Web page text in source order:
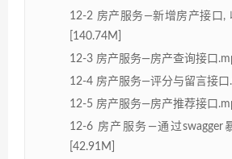
12-2 房产服务—新增房产接口,
[140.74M]
12-3 房产服务—房产查询接口
12-4 房产服务—评分与留言接口
12-5 房产服务—房产推荐接口
12-6 房产服务—通过swagger
[42.91M]